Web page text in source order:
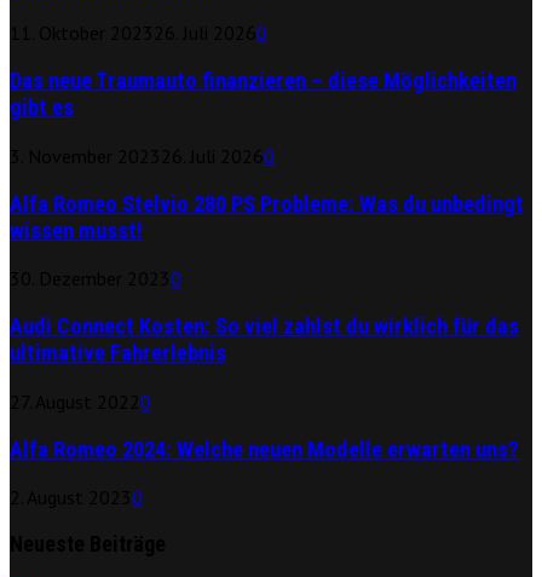
0
Das neue Traumauto finanzieren – diese Möglichkeiten
gibt es
0
Alfa Romeo Stelvio 280 PS Probleme: Was du unbedingt
wissen musst!
0
Audi Connect Kosten: So viel zahlst du wirklich für das
ultimative Fahrerlebnis
0
Alfa Romeo 2024: Welche neuen Modelle erwarten uns?
0